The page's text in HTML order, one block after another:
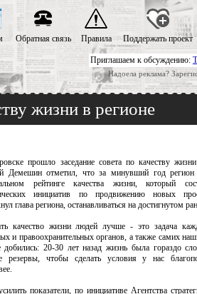
Приглашаем к обсуждению:
Надоела реклама?
Обратная связь Правила Поддержать проект
жизни в регионе
прошло заседание совета по качеству
Демешин отметил, что за минувший год
рейтинге качества жизни, который
инициатив по продвижению новых
глава региона, останавливаться на достигнутом
качество жизни людей лучше - это задача
и правоохранительных органов, а также самих
20-30 лет назад жизнь была гораздо
резервы, чтобы сделать условия у нас
показатели, по инициативе Агентства